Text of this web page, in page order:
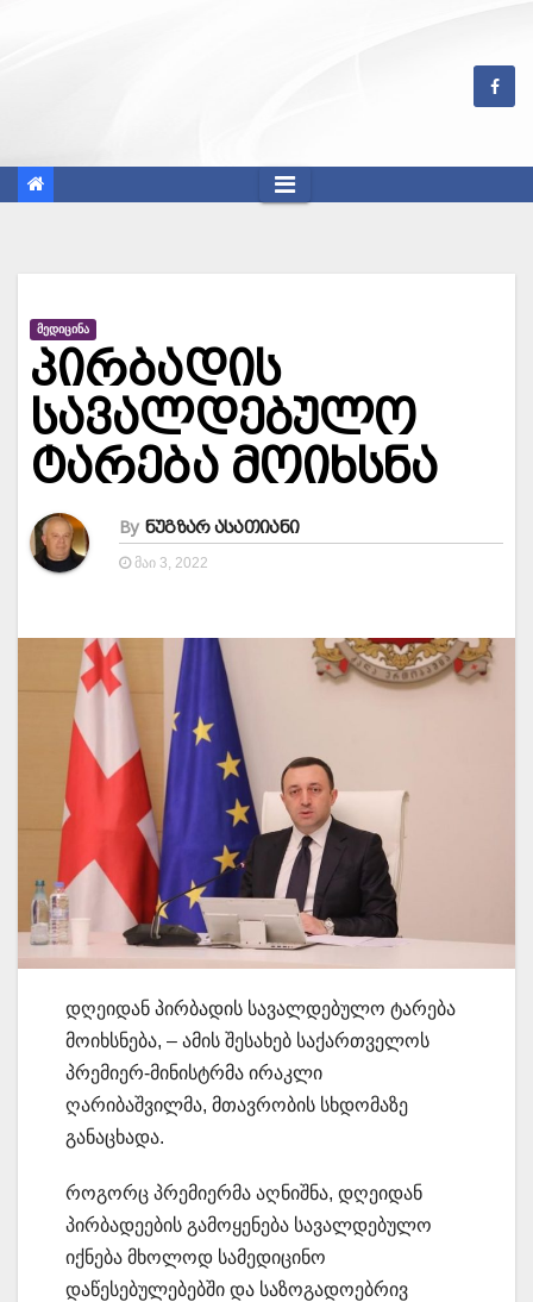
ᲛᲔᲓᲘᲪᲘᲜᲐ
პირბადის
სავალდებულო
ტარება მოიხსნა
By ნუგზარ ასათიანი
ᲛᲐᲘ 3, 2022
დღეიდან პირბადის სავალდებულო ტარება
მოიხსნება, – ამის შესახებ საქართველოს
პრემიერ-მინისტრმა ირაკლი
ღარიბაშვილმა, მთავრობის სხდომაზე
განაცხადა.
როგორც პრემიერმა აღნიშნა, დღეიდან
პირბადეების გამოყენება სავალდებულო
იქნება მხოლოდ სამედიცინო
დაწესებულებებში და საზოგადოებრივ